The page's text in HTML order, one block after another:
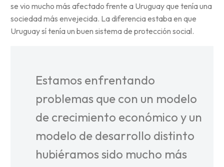
se vio mucho más afectado frente a Uruguay que tenía una
sociedad más envejecida. La diferencia estaba en que
Uruguay sí tenía un buen sistema de protección social.
Estamos enfrentando
problemas que con un modelo
de crecimiento económico y un
modelo de desarrollo distinto
hubiéramos sido mucho más